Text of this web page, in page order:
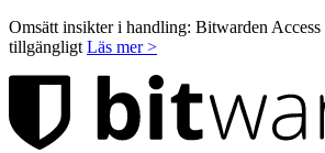
Omsätt insikter i handling: Bitwarden
tillgängligt Läs mer >